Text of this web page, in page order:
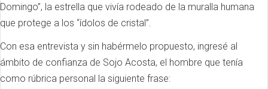
Domingo”, la estrella que vivía rodeado de la muralla humana
que protege a los “ídolos de cristal”.
Con esa entrevista y sin habérmelo propuesto, ingresé al
ámbito de confianza de Sojo Acosta, el hombre que tenía
como rúbrica personal la siguiente frase: